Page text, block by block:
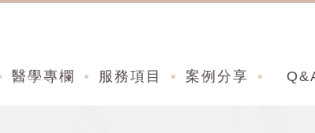
醫學專欄 服務項目 案例分享